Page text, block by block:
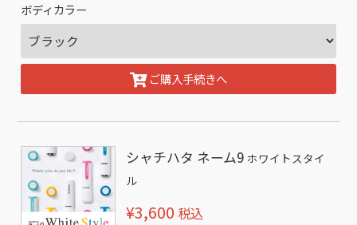
ボディカラー
ご購入手続きへ
シャチハタ ネーム9 ホワイトスタイ
ル
¥3,600 税込